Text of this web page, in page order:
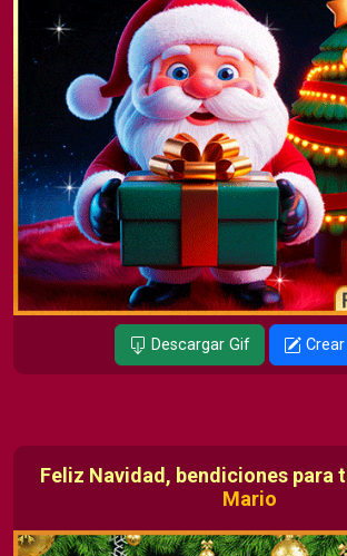
Descargar Gif Crear
Feliz Navidad, bendiciones para
Mario